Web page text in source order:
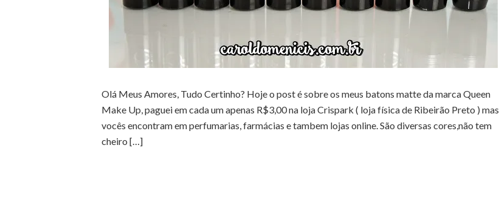
Olá Meus Amores, Tudo Certinho? Hoje o post é sobre os meus batons matte da marca Queen
Make Up, paguei em cada um apenas R$3,00 na loja Crispark ( loja física de Ribeirão Preto ) mas
vocês encontram em perfumarias, farmácias e tambem lojas online. São diversas cores,não tem
cheiro […]